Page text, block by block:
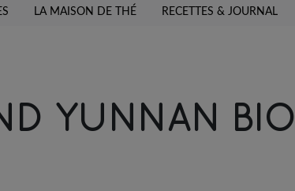
LA MAISON DE THÉ RECETTES & JOURNAL
YUNNAN BIO